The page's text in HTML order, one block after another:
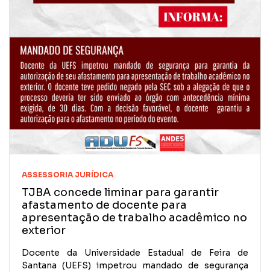
ASSESSORIA JURÍDICA
TJBA concede liminar para garantir
afastamento de docente para
apresentação de trabalho acadêmico no
exterior
Docente da Universidade Estadual de Feira de
Santana (UEFS) impetrou mandado de segurança